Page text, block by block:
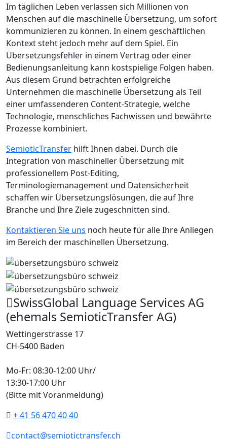
Im täglichen Leben verlassen sich Millionen von
Menschen auf die maschinelle Übersetzung, um sofort
kommunizieren zu können. In einem geschäftlichen
Kontext steht jedoch mehr auf dem Spiel. Ein
Übersetzungsfehler in einem Vertrag oder einer
Bedienungsanleitung kann kostspielige Folgen haben.
Aus diesem Grund betrachten erfolgreiche
Unternehmen die maschinelle Übersetzung als Teil
einer umfassenderen Content-Strategie, welche
Technologie, menschliches Fachwissen und bewährte
Prozesse kombiniert.
SemioticTransfer hilft Ihnen dabei. Durch die
Integration von maschineller Übersetzung mit
professionellem Post-Editing,
Terminologiemanagement und Datensicherheit
schaffen wir Übersetzungslösungen, die auf Ihre
Branche und Ihre Ziele zugeschnitten sind.
Kontaktieren Sie uns noch heute für alle Ihre Anliegen
im Bereich der maschinellen Übersetzung.
SwissGlobal Language Services AG
(ehemals SemioticTransfer AG)
Wettingerstrasse 17
CH-5400 Baden
Mo-Fr: 08:30-12:00 Uhr/
13:30-17:00 Uhr
(Bitte mit Voranmeldung)
+ 41 56 470 40 40
contact@semiotictransfer.ch